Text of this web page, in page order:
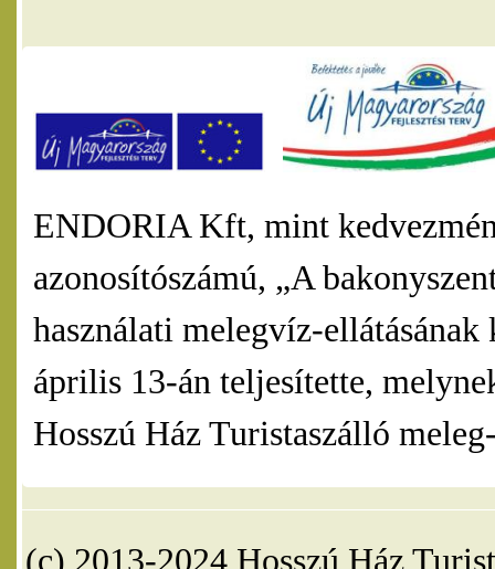
ENDORIA Kft, mint
azonosítószámú, „A
használati melegvíz-
április 13-án teljesítette,
Hosszú Ház Turistaszálló
(c) 2013-2024 Hosszú Ház